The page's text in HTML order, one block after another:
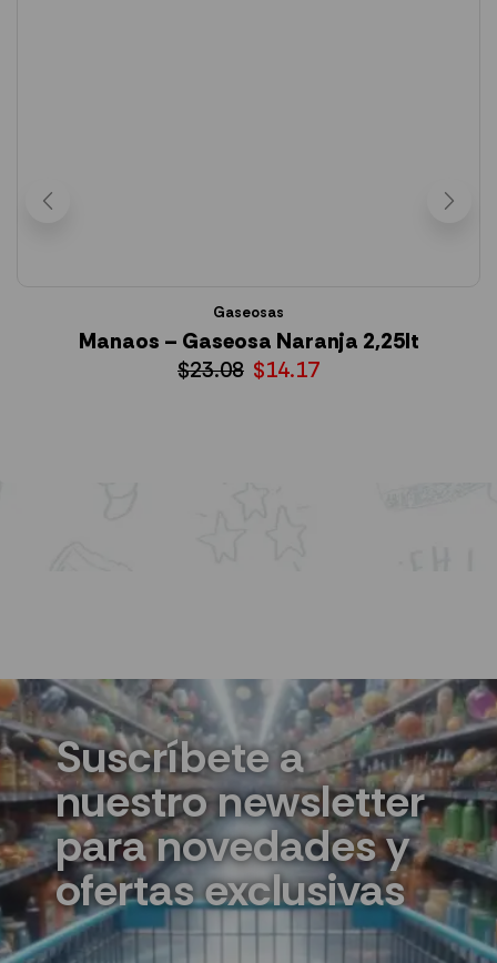
Gaseosas
Manaos – Gaseosa Naranja 2,25lt
$23.08 $14.17
Suscríbete a
nuestro newsletter
para novedades y
ofertas exclusivas